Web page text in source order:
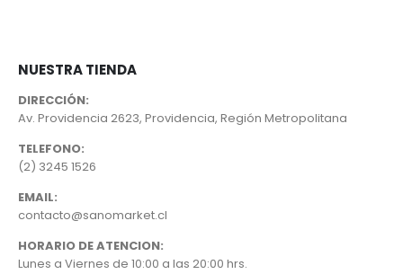
NUESTRA TIENDA
DIRECCIÓN:
Av. Providencia 2623, Providencia, Región Metropolitana
TELEFONO:
(2) 3245 1526
EMAIL:
contacto@sanomarket.cl
HORARIO DE ATENCION:
Lunes a Viernes de 10:00 a las 20:00 hrs.